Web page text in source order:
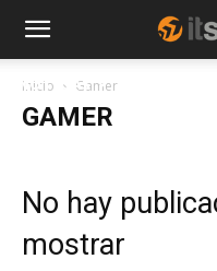
NOTICIAS
Inicio Gamer
GAMER
No hay
mostrar